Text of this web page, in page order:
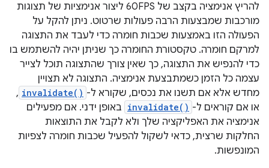
להריץ אנימציה בקצב של 60FPS ליצור אנימציות של תצוגות
מורכבות שמבצעות הרבה פעולות שרטוט. ניתן להקל על
הפעולה הזו באמצעות שכבות חומרה כדי לעבד את התצוגה
למרקם חומרה. טקסטורת החומרה כך שניתן יהיה להשתמש בו
כדי להנפיש את התצוגה, כך שאין צורך שהתצוגה תוכל לצייר
עצמה כל הזמן כשמתבצעת אנימציה. התצוגה לא תצויין
מחדש אלא אם תשנו את נכסים, שקורא ל- invalidate()
,
או אם קוראים ל- invalidate() באופן ידני. אם מפעילים
אנימציה את האפליקציה שלך ולא לקבל את התוצאות
החלקות שרצית, כדאי לשקול להפעיל שכבות חומרה לצפיות
המונפשות.